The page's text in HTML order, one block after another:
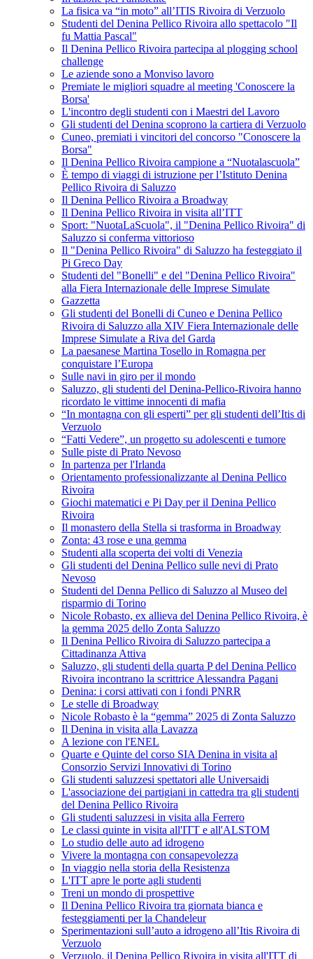
La fisica va “in moto” all’ITIS Rivoira di Verzuolo
Studenti del Denina Pellico Rivoira allo spettacolo "Il
fu Mattia Pascal"
Il Denina Pellico Rivoira partecipa al plogging school
challenge
Le aziende sono a Monviso lavoro
Premiate le migliori squadre al meeting 'Conoscere la
Borsa'
L'incontro degli studenti con i Maestri del Lavoro
Gli studenti del Denina scoprono la cartiera di Verzuolo
Cuneo, premiati i vincitori del concorso "Conoscere la
Borsa"
Il Denina Pellico Rivoira campione a “Nuotalascuola”
È tempo di viaggi di istruzione per l’Istituto Denina
Pellico Rivoira di Saluzzo
Il Denina Pellico Rivoira a Broadway
Il Denina Pellico Rivoira in visita all’ITT
Sport: "NuotaLaScuola", il "Denina Pellico Rivoira" di
Saluzzo si conferma vittorioso
Il "Denina Pellico Rivoira" di Saluzzo ha festeggiato il
Pi Greco Day
Studenti del "Bonelli" e del "Denina Pellico Rivoira"
alla Fiera Internazionale delle Imprese Simulate
Gazzetta
Gli studenti del Bonelli di Cuneo e Denina Pellico
Rivoira di Saluzzo alla XIV Fiera Internazionale delle
Imprese Simulate a Riva del Garda
La paesanese Martina Tosello in Romagna per
conquistare l’Europa
Sulle navi in giro per il mondo
Saluzzo, gli studenti del Denina-Pellico-Rivoira hanno
ricordato le vittime innocenti di mafia
“In montagna con gli esperti” per gli studenti dell’Itis di
Verzuolo
“Fatti Vedere”, un progetto su adolescenti e tumore
Sulle piste di Prato Nevoso
In partenza per l'Irlanda
Orientamento professionalizzante al Denina Pellico
Rivoira
Giochi matematici e Pi Day per il Denina Pellico
Rivoira
Il monastero della Stella si trasforma in Broadway
Zonta: 43 rose e una gemma
Studenti alla scoperta dei volti di Venezia
Gli studenti del Denina Pellico sulle nevi di Prato
Nevoso
Studenti del Denna Pellico di Saluzzo al Museo del
risparmio di Torino
Nicole Robasto, ex allieva del Denina Pellico Rivoira, è
la gemma 2025 dello Zonta Saluzzo
Il Denina Pellico Rivoira di Saluzzo partecipa a
Cittadinanza Attiva
Saluzzo, gli studenti della quarta P del Denina Pellico
Rivoira incontrano la scrittrice Alessandra Pagani
Denina: i corsi attivati con i fondi PNRR
Le stelle di Broadway
Nicole Robasto è la “gemma” 2025 di Zonta Saluzzo
Il Denina in visita alla Lavazza
A lezione con l'ENEL
Quarte e Quinte del corso SIA Denina in visita al
Consorzio Servizi Innovativi di Torino
Gli studenti saluzzesi spettatori alle Universaidi
L'associazione dei partigiani in cattedra tra gli studenti
del Denina Pellico Rivoira
Gli studenti saluzzesi in visita alla Ferrero
Le classi quinte in visita all'ITT e all'ALSTOM
Lo studio delle auto ad idrogeno
Vivere la montagna con consapevolezza
In viaggio nella storia della Resistenza
L'ITT apre le porte agli studenti
Treni un mondo di prospettive
Il Denina Pellico Rivoira tra giornata bianca e
festeggiamenti per la Chandeleur
Sperimentazioni sull’auto a idrogeno all’Itis Rivoira di
Verzuolo
Verzuolo, il Denina Pellico Rivoira in visita all'ITT di